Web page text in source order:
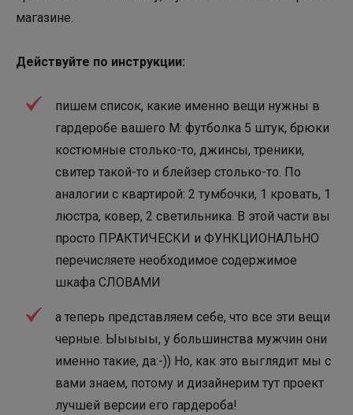
магазине.
Действуйте по инструкции:
пишем список, какие именно вещи нужны в
гардеробе вашего М: футболка 5 штук, брюки
костюмные столько-то, джинсы, треники,
свитер такой-то и блейзер столько-то. По
аналогии с квартирой: 2 тумбочки, 1 кровать, 1
люстра, ковер, 2 светильника. В этой части вы
просто ПРАКТИЧЕСКИ и ФУНКЦИОНАЛЬНО
перечисляете необходимое содержимое
шкафа СЛОВАМИ
а теперь представляем себе, что все эти вещи
черные. Ыыыыы, у большинства мужчин они
именно такие, да:-)) Но, как это выглядит мы с
вами знаем, потому и дизайнерим тут проект
лучшей версии его гардероба!